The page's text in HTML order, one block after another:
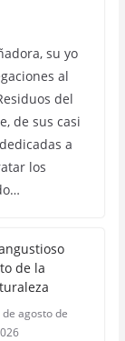
su yo
al
del
de sus casi
a
los
de la
de agosto de